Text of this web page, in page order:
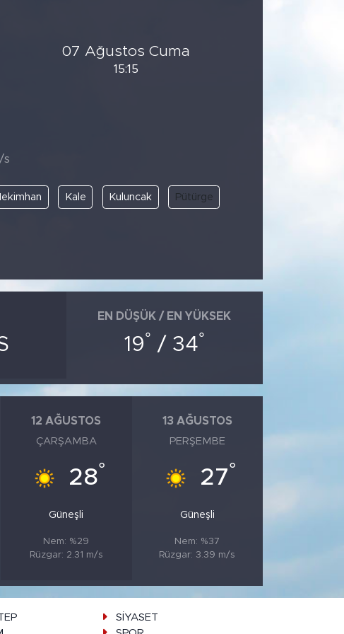
07 Ağustos Cuma
15:15
s
Kale Kuluncak Pütürge
EN DÜŞÜK / EN YÜKSEK
19° / 34°
12 AĞUSTOS
ÇARŞAMBA
28°
Güneşli
Nem: %29
Rüzgar: 2.31 m/s
13 AĞUSTOS
PERŞEMBE
27°
Güneşli
Nem: %37
Rüzgar: 3.39 m/s
SİYASET